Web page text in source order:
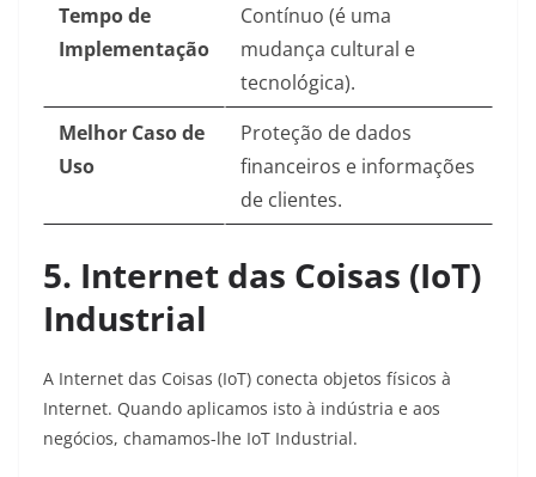
Tempo de
Implementação
Contínuo (é uma
mudança cultural e
tecnológica).
Melhor Caso de
Uso
Proteção de dados
financeiros e informações
de clientes.
5. Internet das Coisas (IoT)
Industrial
A Internet das Coisas (IoT) conecta objetos físicos à
Internet. Quando aplicamos isto à indústria e aos
negócios, chamamos-lhe IoT Industrial.